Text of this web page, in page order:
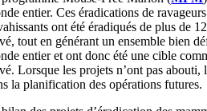
entier. Ces éradications de
ont été éradiqués de plus de
tout en générant un ensemble bien
entier et ont donc été une cible
Lorsque les projets n’ont pas
la planification des opérations futures.